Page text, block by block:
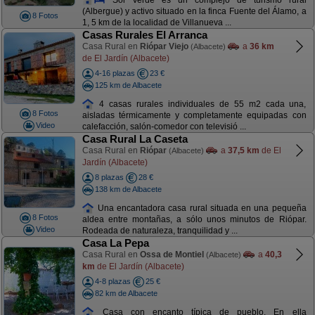
8 Fotos
(Albergue) y activo situado en la finca Fuente del Álamo, a
1, 5 km de la localidad de Villanueva ...
8 Fotos
Video
Casas Rurales El Arranca
Casa Rural en Riópar Viejo (Albacete) a 36 km
de El Jardín (Albacete)
4-16 plazas
23 €
125 km de Albacete
4 casas rurales individuales de 55 m2 cada una,
aisladas térmicamente y completamente equipadas con
calefacción, salón-comedor con televisió ...
8 Fotos
Video
Casa Rural La Caseta
Casa Rural en Riópar (Albacete) a 37,5 km de El
Jardín (Albacete)
8 plazas
28 €
138 km de Albacete
Una encantadora casa rural situada en una pequeña
aldea entre montañas, a sólo unos minutos de Riópar.
Rodeada de naturaleza, tranquilidad y ...
Casa La Pepa
Casa Rural en Ossa de Montiel (Albacete) a 40,3
km de El Jardín (Albacete)
4-8 plazas
25 €
82 km de Albacete
Casa con encanto típica de pueblo. En ella